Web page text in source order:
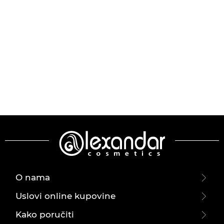
O nama
Uslovi online kupovine
Kako poručiti